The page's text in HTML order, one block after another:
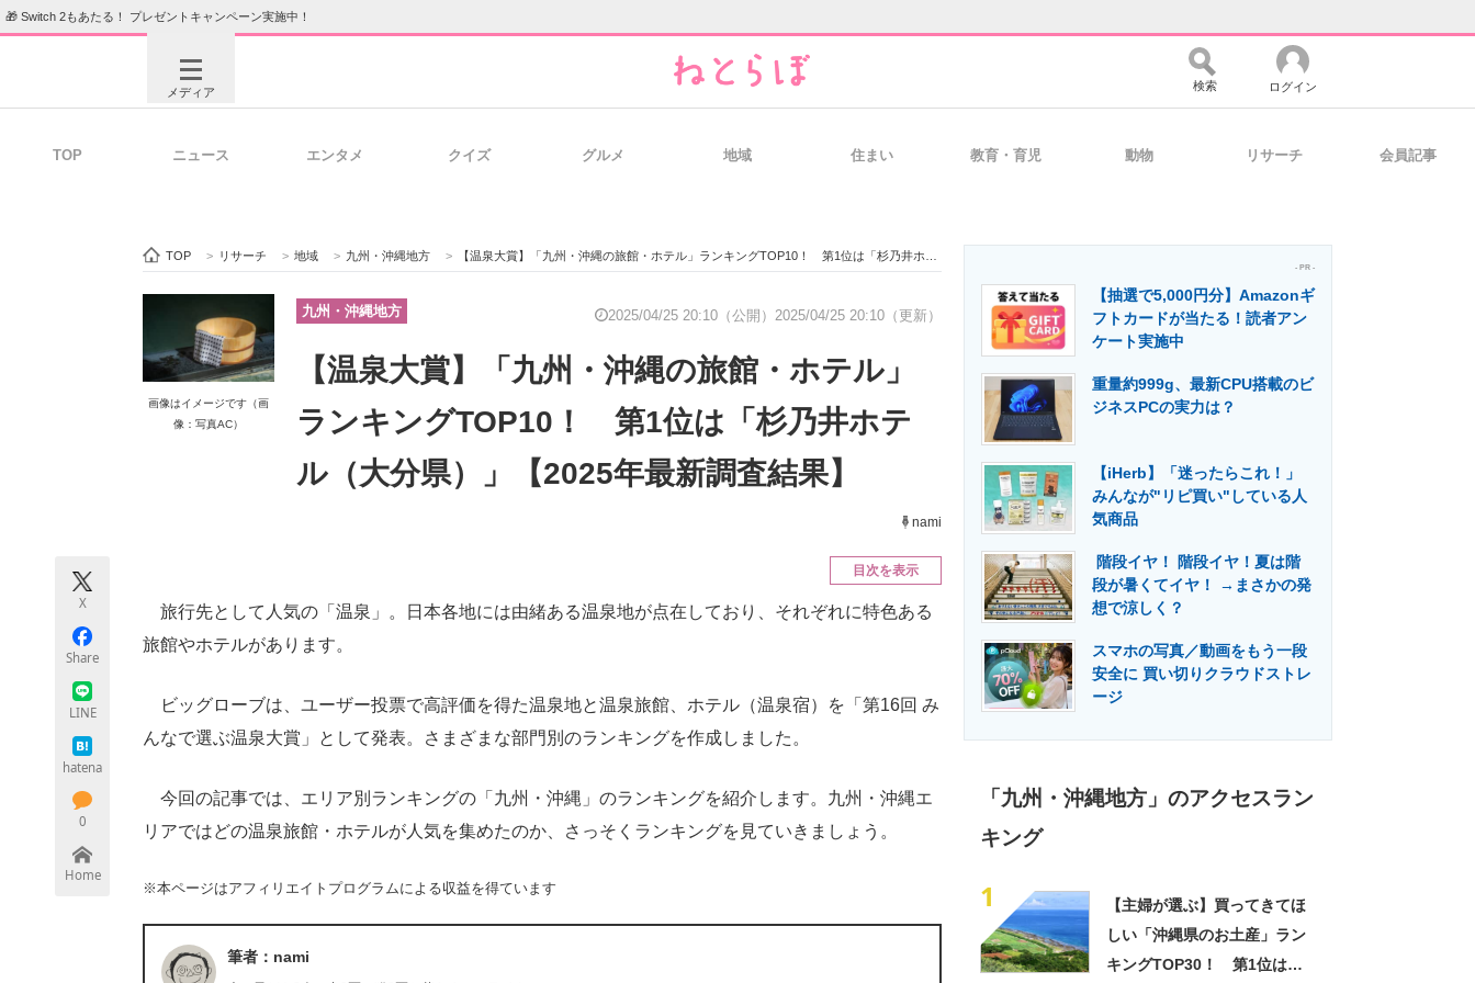
🎁 Switch 2もあたる！ プレゼントキャンペーン実施中！
メディア
ビジネスと働き方のヒント 経営リーダーのコミュニティ マーケ×ITの今がよく分かる
ITエンジニア向け専門サイト 製造業のIT導入・活用を支援
エネルギーの専門メディア 建設×テクノロジーの最前線
ちょっと気になるネットの話題
検索 ログイン
TOP ニュース エンタメ クイズ グルメ 地域 住まい 教育・育児 動物 リサーチ 会員記事
TOP > リサーチ > 地域 > 九州・沖縄地方 > 【温泉大賞】「九州・沖縄の旅館・ホテル」ランキングTOP10！ 第1位は「杉乃井ホテル（大分県）」【2025年最新調査結果】
画像はイメージです（画
像：写真AC）
九州・沖縄地方 2025/04/25 20:10（公開） 2025/04/25 20:10（更新）
【温泉大賞】「九州・沖縄の旅館・ホテル」
ランキングTOP10！ 第1位は「杉乃井ホテ
ル（大分県）」【2025年最新調査結果】
nami
X
Share
LINE
hatena
0
Home
目次を表示
旅行先として人気の「温泉」。日本各地には由緒ある温泉地が点在しており、それぞれに特色ある
旅館やホテルがあります。
ビッグローブは、ユーザー投票で高評価を得た温泉地と温泉旅館、ホテル（温泉宿）を「第16回 み
んなで選ぶ温泉大賞」として発表。さまざまな部門別のランキングを作成しました。
今回の記事では、エリア別ランキングの「九州・沖縄」のランキングを紹介します。九州・沖縄エ
リアではどの温泉旅館・ホテルが人気を集めたのか、さっそくランキングを見ていきましょう。
※本ページはアフィリエイトプログラムによる収益を得ています
筆者：nami
- PR -
【抽選で5,000円分】Amazonギ
フトカードが当たる！読者アン
ケート実施中
重量約999g、最新CPU搭載のビ
ジネスPCの実力は？
【iHerb】「迷ったらこれ！」
みんなが"リピ買い"している人
気商品
階段イヤ！ 階段イヤ！夏は階
段が暑くてイヤ！ →まさかの発
想で涼しく？
スマホの写真／動画をもう一段
安全に 買い切りクラウドストレ
ージ
「九州・沖縄地方」のアクセスラン
キング
1
【主婦が選ぶ】買ってきてほ
しい「沖縄県のお土産」ラン
キングTOP30！ 第1位は